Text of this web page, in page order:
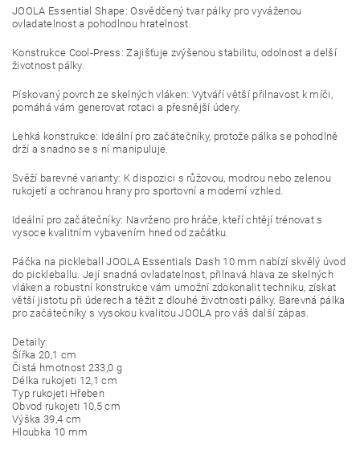
JOOLA Essential Shape: Osvědčený tvar pálky pro vyváženou
ovladatelnost a pohodlnou hratelnost.
Konstrukce Cool-Press: Zajišťuje zvýšenou stabilitu, odolnost a delší
životnost pálky.
Pískovaný povrch ze skelných vláken: Vytváří větší přilnavost k míči,
pomáhá vám generovat rotaci a přesnější údery.
Lehká konstrukce: Ideální pro začátečníky, protože pálka se pohodlně
drží a snadno se s ní manipuluje.
Svěží barevné varianty: K dispozici s růžovou, modrou nebo zelenou
rukojetí a ochranou hrany pro sportovní a moderní vzhled.
Ideální pro začátečníky: Navrženo pro hráče, kteří chtějí trénovat s
vysoce kvalitním vybavením hned od začátku.
Páčka na pickleball JOOLA Essentials Dash 10 mm nabízí skvělý úvod
do pickleballu. Její snadná ovladatelnost, přilnavá hlava ze skelných
vláken a robustní konstrukce vám umožní zdokonalit techniku, získat
větší jistotu při úderech a těžit z dlouhé životnosti pálky. Barevná pálka
pro začátečníky s vysokou kvalitou JOOLA pro váš další zápas.
Detaily:
Šířka 20,1 cm
Čistá hmotnost 233,0 g
Délka rukojeti 12,1 cm
Typ rukojeti Hřeben
Obvod rukojeti 10,5 cm
Výška 39,4 cm
Hloubka 10 mm